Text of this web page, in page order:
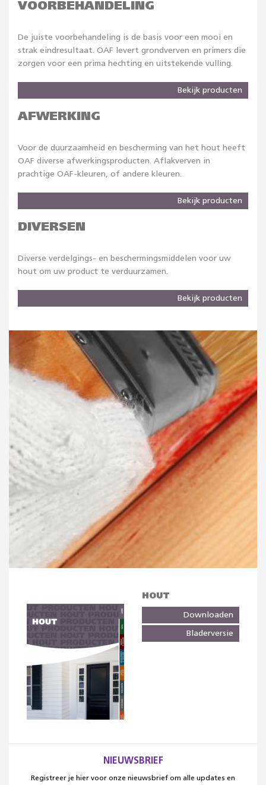
VOORBEHANDELING
De juiste voorbehandeling is de basis voor een mooi en
strak eindresultaat. OAF levert grondverven en primers die
zorgen voor een prima hechting en uitstekende vulling.
Bekijk producten
AFWERKING
Voor de duurzaamheid en bescherming van het hout heeft
OAF diverse afwerkingsproducten. Aflakverven in
prachtige OAF-kleuren, of andere kleuren.
Bekijk producten
DIVERSEN
Diverse verdelgings- en beschermingsmiddelen voor uw
hout om uw product te verduurzamen.
Bekijk producten
HOUT
Downloaden
Bladerversie
NIEUWSBRIEF
Registreer je hier voor onze nieuwsbrief om alle updates en